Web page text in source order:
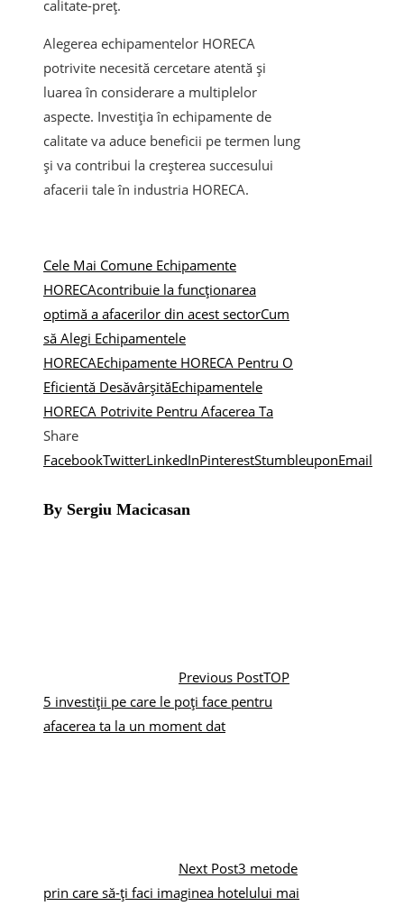
calitate-preț.
Alegerea echipamentelor HORECA
potrivite necesită cercetare atentă și
luarea în considerare a multiplelor
aspecte. Investiția în echipamente de
calitate va aduce beneficii pe termen lung
și va contribui la creșterea succesului
afacerii tale în industria HORECA.
Cele Mai Comune Echipamente
HORECAcontribuie la funcționarea
optimă a afacerilor din acest sectorCum
să Alegi Echipamentele
HORECAEchipamente HORECA Pentru O
Eficientă DesăvârșităEchipamentele
HORECA Potrivite Pentru Afacerea Ta
Share
FacebookTwitterLinkedInPinterestStumbleuponEmail
By Sergiu Macicasan
Previous PostTOP
5 investiții pe care le poți face pentru
afacerea ta la un moment dat
Next Post3 metode
prin care să-ți faci imaginea hotelului mai